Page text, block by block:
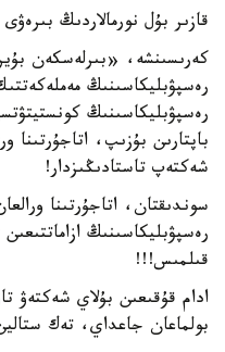
قازىر بۇل نورمالاردىڭ
كەرىسىنشە، «بىرلەسكەن
رەسپۋبليكاسىنىڭ
باپتارىن بۇزىپ، اتاجۇرتىنا
شەكتەپ تاستادىڭىزدار!
سوندىقتان، اتاجۇرتىنا
رەسپۋبليكاسىنىڭ
قىلمىس!!!
ادام قۇقىعىن بۇلاي شەكتەۋ
بولماعان جاعداي، تەك